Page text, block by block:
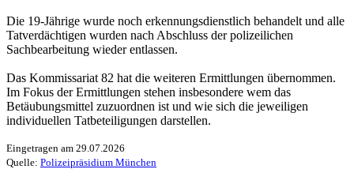
Die 19-Jährige wurde noch erkennungsdienstlich behandelt und alle
Tatverdächtigen wurden nach Abschluss der polizeilichen
Sachbearbeitung wieder entlassen.
Das Kommissariat 82 hat die weiteren Ermittlungen übernommen.
Im Fokus der Ermittlungen stehen insbesondere wem das
Betäubungsmittel zuzuordnen ist und wie sich die jeweiligen
individuellen Tatbeteiligungen darstellen.
Eingetragen am 29.07.2026
Quelle: Polizeipräsidium München